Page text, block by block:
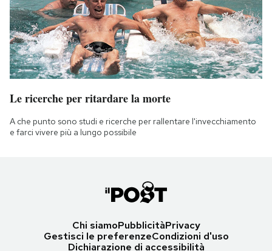
Le ricerche per ritardare la morte
A che punto sono studi e ricerche per rallentare l'invecchiamento
e farci vivere più a lungo possibile
Chi siamoPubblicitàPrivacy
Gestisci le preferenzeCondizioni d'uso
Dichiarazione di accessibilità